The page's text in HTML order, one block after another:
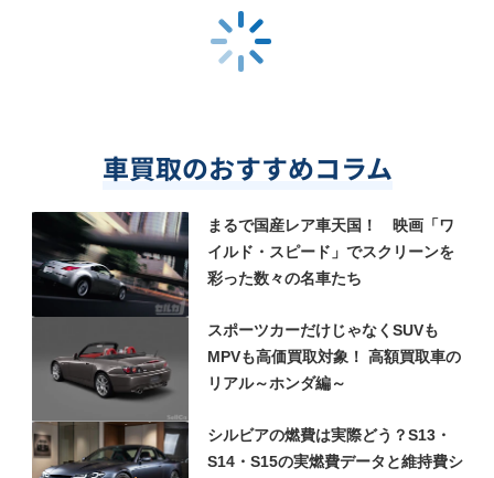
車買取のおすすめコラム
まるで国産レア車天国！ 映画「ワ
イルド・スピード」でスクリーンを
彩った数々の名車たち
スポーツカーだけじゃなくSUVも
MPVも高価買取対象！ 高額買取車の
リアル～ホンダ編～
シルビアの燃費は実際どう？S13・
S14・S15の実燃費データと維持費シ